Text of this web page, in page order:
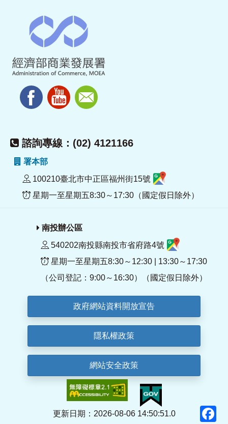
諮詢專線：(02) 4121166
署本部
100210臺北市中正區福州街15號
星期一至星期五8:30～17:30（國定假日除外）
南投辦公區
540202南投縣南投市省府路4號
星期一至星期五8:30～12:30 | 13:30～17:30
（公司登記：9:00～16:30）（國定假日除外）
政府網站資料開放宣告
隱私權政策
網站安全政策
更新日期：2026-08-06 14:50:51.0